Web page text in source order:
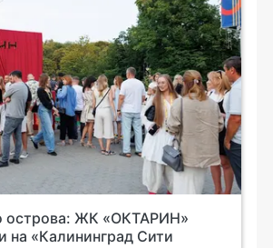
острова: ЖК «ОКТАРИН»
на «Калининград Сити